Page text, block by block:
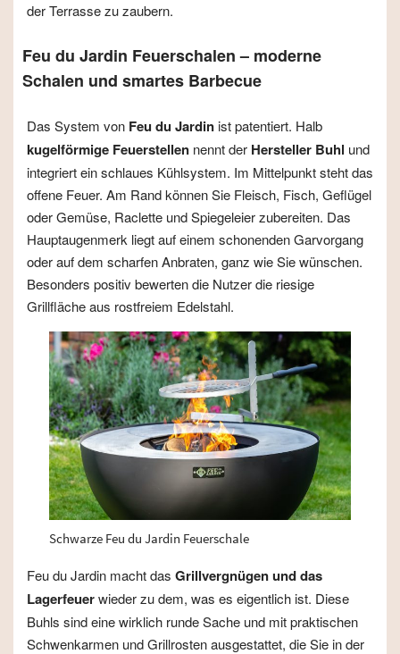
der Terrasse zu zaubern.
Feu du Jardin Feuerschalen – moderne
Schalen und smartes Barbecue
Das System von Feu du Jardin ist patentiert. Halb
kugelförmige Feuerstellen nennt der Hersteller Buhl und
integriert ein schlaues Kühlsystem. Im Mittelpunkt steht das
offene Feuer. Am Rand können Sie Fleisch, Fisch, Geflügel
oder Gemüse, Raclette und Spiegeleier zubereiten. Das
Hauptaugenmerk liegt auf einem schonenden Garvorgang
oder auf dem scharfen Anbraten, ganz wie Sie wünschen.
Besonders positiv bewerten die Nutzer die riesige
Grillfläche aus rostfreiem Edelstahl.
Schwarze Feu du Jardin Feuerschale
Feu du Jardin macht das Grillvergnügen und das
Lagerfeuerwieder zu dem, was es eigentlich ist. Diese
Buhls sind eine wirklich runde Sache und mit praktischen
Schwenkarmen und Grillrosten ausgestattet, die Sie in der